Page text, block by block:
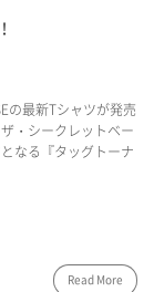
の最新Tシャツが発売
・シークレットベー
なる『タッグトーナ
Read More